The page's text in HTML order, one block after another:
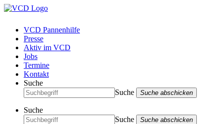
VCD Pannenhilfe
Presse
Aktiv im VCD
Jobs
Termine
Kontakt
Suche
Suche
Suche abschicken
Suche
Suche
Suche abschicken